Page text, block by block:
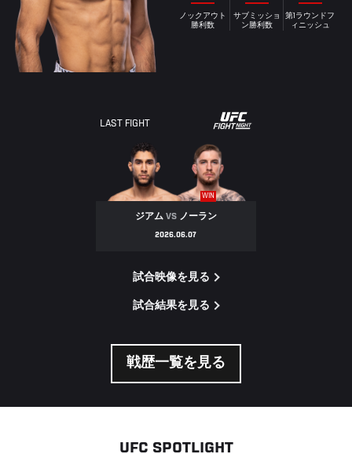
ノックアウト
勝利数
サブミッショ
ン勝利数
第1ラウンドフ
ィニッシュ
LAST FIGHT
WIN
ジアム VSノーラン
2026.06.07
試合映像を見る
試合結果を見る
戦歴一覧を見る
UFC SPOTLIGHT